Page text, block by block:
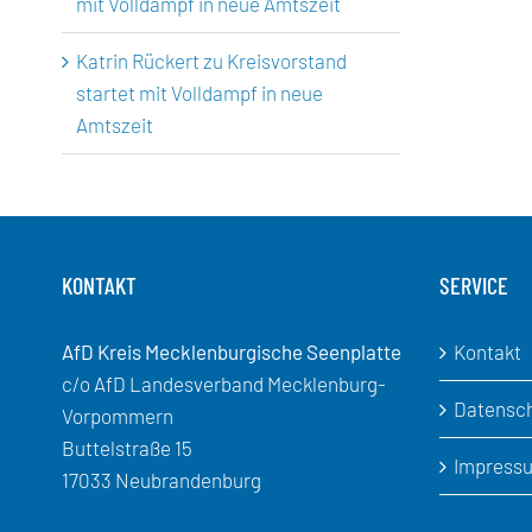
Katrin Rückert zu Kreisvorstand
startet mit Volldampf in neue
Amtszeit
KONTAKT
AfD Kreis Mecklenburgische Seenplatte
c/o AfD Landesverband Mecklenburg-
Vorpommern
Buttelstraße 15
17033 Neubrandenburg
SERVICE
Kontakt